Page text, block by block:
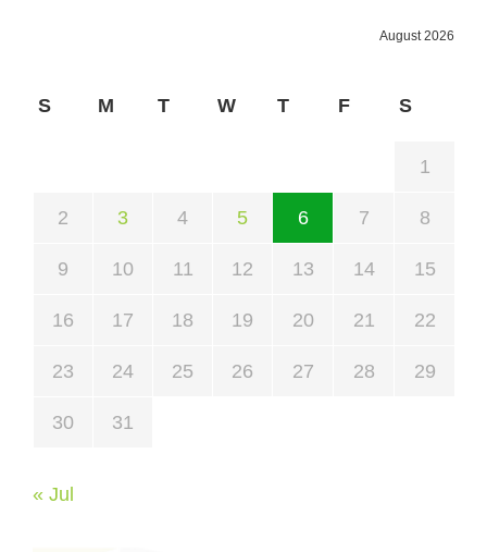
August 2026
S M T W T F S
1
2 3 4 5 6 7 8
9 10 11 12 13 14 15
16 17 18 19 20 21 22
23 24 25 26 27 28 29
30 31
« Jul